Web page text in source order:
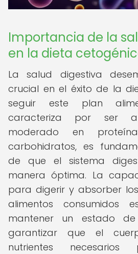
Importancia de la
en la dieta
La salud digestiva
crucial en el éxito de la
seguir este plan
caracteriza por ser
moderado en
carbohidratos, es
de que el sistema
manera óptima. La
para digerir y absorber
alimentos consumidos
mantener un estado
garantizar que el
nutrientes necesarios